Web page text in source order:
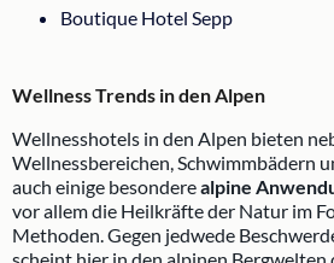
Boutique Hotel Sepp
Wellness Trends in den Alpen
Wellnesshotels in den Alpen bieten
Wellnessbereichen, Schwimmbädern
auch einige besonderealpine
vor allem die Heilkräfte der Natur im
Methoden. Gegen jedwede